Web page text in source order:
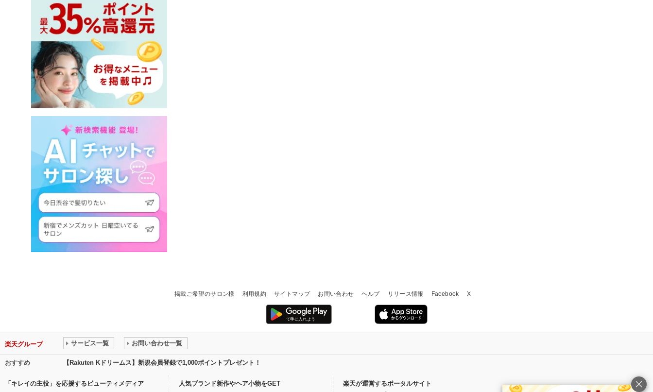
掲載ご希望のサロン様 利用規約 サイトマップ お問い合わせ ヘルプ リリース情報 Facebook X
楽天グループ サービス一覧 お問い合わせ一覧
おすすめ 【Rakuten Kドリームス】新規会員登録で1,000ポイントプレゼント！
「キレイの主役」を応援するビューティメディア
人気ブランド新作やヘア小物をGET
楽天が運営するポータルサイト